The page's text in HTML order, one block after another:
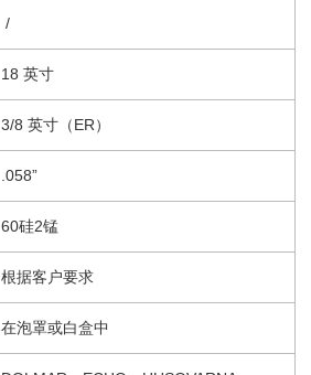
/
18 英寸
3/8 英寸（ER）
.058”
60硅2锰
根据客户要求
在泡罩或白盒中